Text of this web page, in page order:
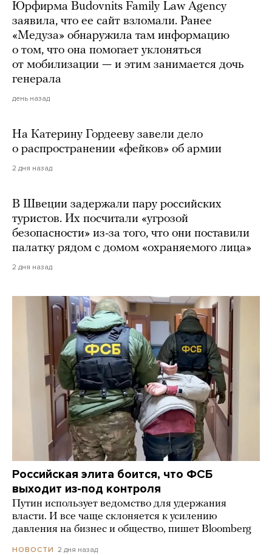
Юрфирма Budovnits Family Law Agency
заявила, что ее сайт взломали. Ранее
«Медуза» обнаружила там информацию
о том, что она помогает уклоняться
от мобилизации — и этим занимается дочь
генерала
день назад
На Катерину Гордееву завели дело
о распространении «фейков» об армии
2 дня назад
В Швеции задержали пару российских
туристов. Их посчитали «угрозой
безопасности» из-за того, что они поставили
палатку рядом с домом «охраняемого лица»
2 дня назад
Российская элита боится, что ФСБ
выходит из-под контроля
Путин использует ведомство для удержания
власти. И все чаще склоняется к усилению
давления на бизнес и общество, пишет Bloomberg
НОВОСТИ 2 дня назад